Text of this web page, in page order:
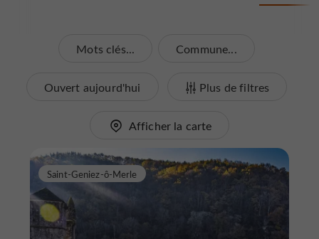
Mots clés... Commune...
Ouvert aujourd'hui Plus de filtres
Afficher la carte
Saint-Geniez-ô-Merle